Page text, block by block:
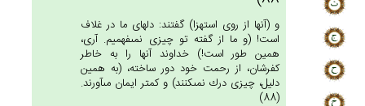
و (آنها از روى استهزا) گفتند: دلهاى ما در غلاف
است! (و ما از گفته تو چيزى نمى‏فهميم. آرى،
همين طور است!) خداوند آنها را به خاطر
كفرشان، از رحمت خود دور ساخته، (به همين
دليل، چيزى درك نمى‏كنند) و كمتر ايمان مى‏آورند.
(88)